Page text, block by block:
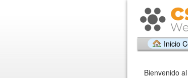
Inicio
Bienvenido